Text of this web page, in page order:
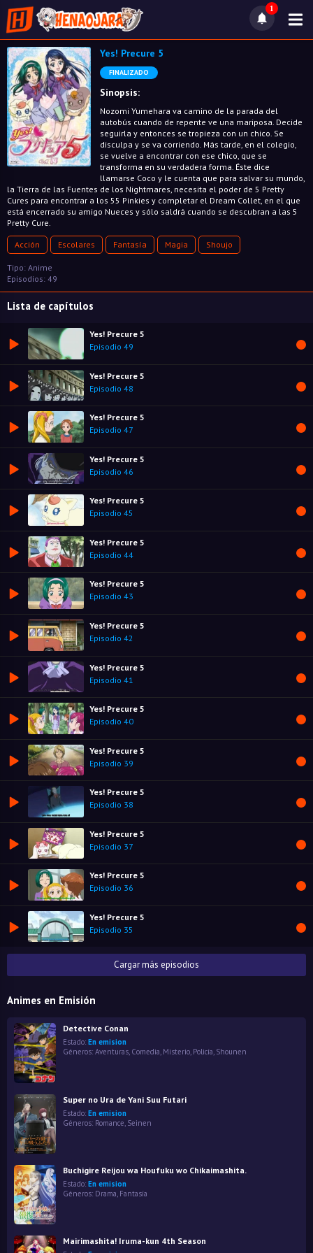
1
Yes! Precure 5
FINALIZADO
Sinopsis:
Nozomi Yumehara va camino de la parada del
autobús cuando de repente ve una mariposa. Decide
seguirla y entonces se tropieza con un chico. Se
disculpa y se va corriendo. Más tarde, en el colegio,
se vuelve a encontrar con ese chico, que se
transforma en su verdadera forma. Éste dice
llamarse Coco y le cuenta que para salvar su mundo,
la Tierra de las Fuentes de los Nightmares, necesita el poder de 5 Pretty
Cures para encontrar a los 55 Pinkies y completar el Dream Collet, en el que
está encerrado su amigo Nueces y sólo saldrá cuando se descubran a las 5
Pretty Cure.
Acción Escolares Fantasía Magia Shoujo
Tipo: Anime
Episodios: 49
Lista de capítulos
Yes! Precure 5
Episodio 49
Yes! Precure 5
Episodio 48
Yes! Precure 5
Episodio 47
Yes! Precure 5
Episodio 46
Yes! Precure 5
Episodio 45
Yes! Precure 5
Episodio 44
Yes! Precure 5
Episodio 43
Yes! Precure 5
Episodio 42
Yes! Precure 5
Episodio 41
Yes! Precure 5
Episodio 40
Yes! Precure 5
Episodio 39
Yes! Precure 5
Episodio 38
Yes! Precure 5
Episodio 37
Yes! Precure 5
Episodio 36
Yes! Precure 5
Episodio 35
Cargar más episodios
Animes en Emisión
Detective Conan
Estado: En emision
Géneros: Aventuras, Comedia, Misterio, Policía, Shounen
Super no Ura de Yani Suu Futari
Estado: En emision
Géneros: Romance Seinen
Buchigire Reijou wa Houfuku wo Chikaimashita.
Estado: En emision
Géneros: Drama, Fantasía
Mairimashita! Iruma-kun 4th Season